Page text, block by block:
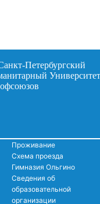
Проживание
Схема проезда
Гимназия Ольгино
Сведения об
образовательной
организации